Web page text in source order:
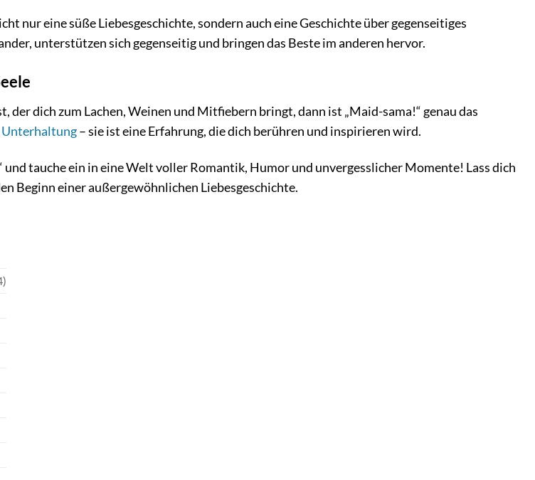
nur eine süße Liebesgeschichte, sondern auch eine Geschichte über gegenseitiges
unterstützen sich gegenseitig und bringen das Beste im anderen hervor.
der dich zum Lachen, Weinen und Mitfiebern bringt, dann ist „Maid-sama!“ genau das
Unterhaltung– sie ist eine Erfahrung, die dich berühren und inspirieren wird.
tauche ein in eine Welt voller Romantik, Humor und unvergesslicher Momente! Lass dich
Beginn einer außergewöhnlichen Liebesgeschichte.